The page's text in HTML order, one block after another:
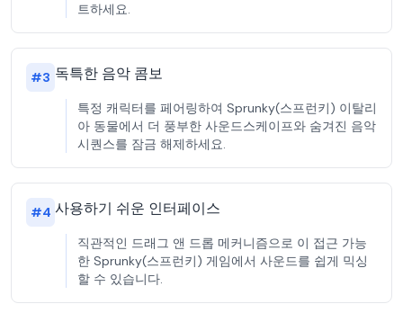
트하세요.
#3 독특한 음악 콤보
특정 캐릭터를 페어링하여 Sprunky(스프런키) 이탈리
아 동물에서 더 풍부한 사운드스케이프와 숨겨진 음악
시퀀스를 잠금 해제하세요.
#4 사용하기 쉬운 인터페이스
직관적인 드래그 앤 드롭 메커니즘으로 이 접근 가능
한 Sprunky(스프런키) 게임에서 사운드를 쉽게 믹싱
할 수 있습니다.